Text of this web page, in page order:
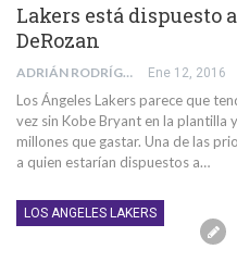
Lakers está dispuesto
DeRozan
ADRIÁN RODRÍGUEZ SÁNCHEZ Ene 12, 2016
Los Ángeles Lakers parece que
vez sin Kobe Bryant en la plantilla
millones que gastar. Una de las
a quien estarían dispuestos a…
LOS ANGELES LAKERS